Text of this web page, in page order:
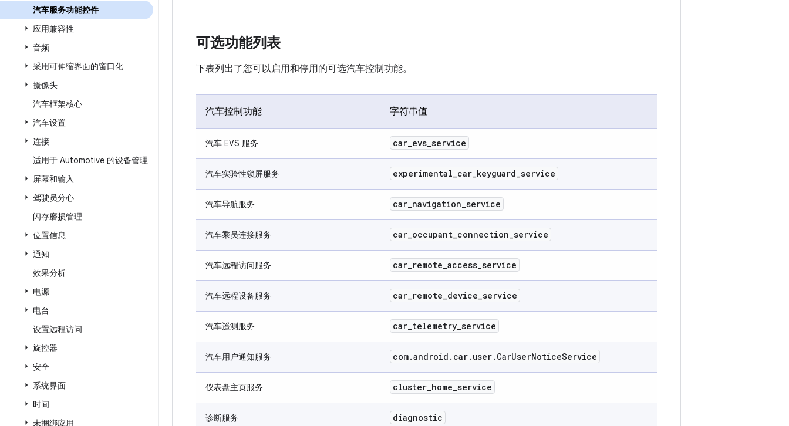
汽车服务功能控件
应用兼容性
音频
采用可伸缩界面的窗口化
摄像头
汽车框架核心
汽车设置
连接
适用于 Automotive 的设备管理
屏幕和输入
驾驶员分心
闪存磨损管理
位置信息
通知
效果分析
电源
电台
设置远程访问
旋控器
安全
系统界面
时间
未捆绑应用
可选功能列表
下表列出了您可以启用和停用的可选汽车控制功能。
汽车控制功能 字符串值
汽车 EVS 服务 car_evs_service
汽车实验性锁屏服务 experimental_car_keyguard_service
汽车导航服务 car_navigation_service
汽车乘员连接服务 car_occupant_connection_service
汽车远程访问服务 car_remote_access_service
汽车远程设备服务 car_remote_device_service
汽车遥测服务 car_telemetry_service
汽车用户通知服务 com.android . car. user. CarUserNoticeService
仪表盘主页服务 cluster_home_service
诊断服务 diagnostic